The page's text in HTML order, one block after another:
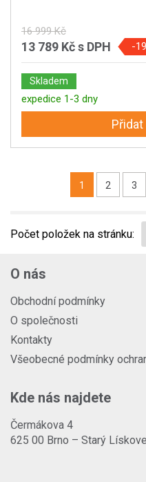
16 999 Kč
13 789 Kčs DPH -
Skladem
expedice 1-3 dny
1 2 3
Počet položek na stránku:
O nás
Obchodní podmínky
O společnosti
Kontakty
Všeobecné podmínky
Kde nás najdete
Čermákova 4
625 00 Brno – Starý